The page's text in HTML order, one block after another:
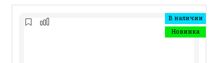
В наличии
Новинка